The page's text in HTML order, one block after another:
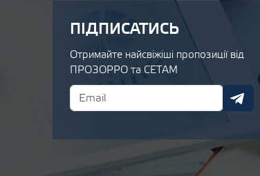
ПІДПИСАТИСЬ
Отримайте найсвіжіші пропозиції від
ПРОЗОРРО та СЕТАМ